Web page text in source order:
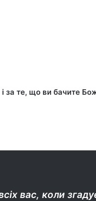
за те, що ви бачите
вас, коли